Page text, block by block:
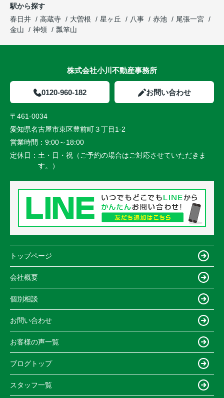
駅から探す
春日井
高蔵寺 大曽根 星ヶ丘 八事 赤池
尾張一宮
金山
神領 瓢箪山
株式会社小川不動産事務所
0120-960-182 お問い合わせ
〒461-0034
愛知県名古屋市東区豊前町３丁目1-2
営業時間： 9:00～18:00
定休日： 土・日・祝（ご予約の場合はご対応させていただきま
す。）
トップページ
会社概要
個別相談
お問い合わせ
お客様の声一覧
ブログトップ
スタッフ一覧